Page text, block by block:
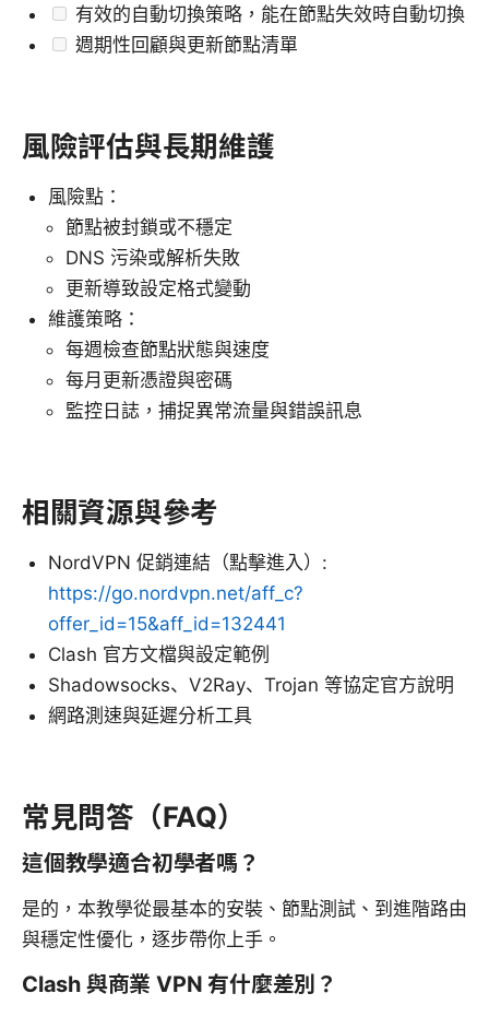
有效的自動切換策略，能在節點失效時自動切換
週期性回顧與更新節點清單
風險評估與長期維護
風險點：
節點被封鎖或不穩定
DNS 污染或解析失敗
更新導致設定格式變動
維護策略：
每週檢查節點狀態與速度
每月更新憑證與密碼
監控日誌，捕捉異常流量與錯誤訊息
相關資源與參考
NordVPN 促銷連結（點擊進入）:
https://go.nordvpn.net/aff_c?
offer_id=15&aff_id=132441
Clash 官方文檔與設定範例
Shadowsocks、V2Ray、Trojan 等協定官方說明
網路測速與延遲分析工具
常見問答（FAQ）
這個教學適合初學者嗎？
是的，本教學從最基本的安裝、節點測試、到進階路由
與穩定性優化，逐步帶你上手。
Clash 與商業 VPN 有什麼差別？